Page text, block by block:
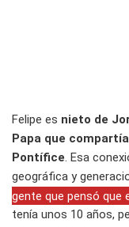
Felipe es nieto de
Papa que
Pontífice. Esa
geográfica y
gente que pensó que
tenía unos 10 años,